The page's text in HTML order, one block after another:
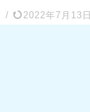
/ 2022年7月13日